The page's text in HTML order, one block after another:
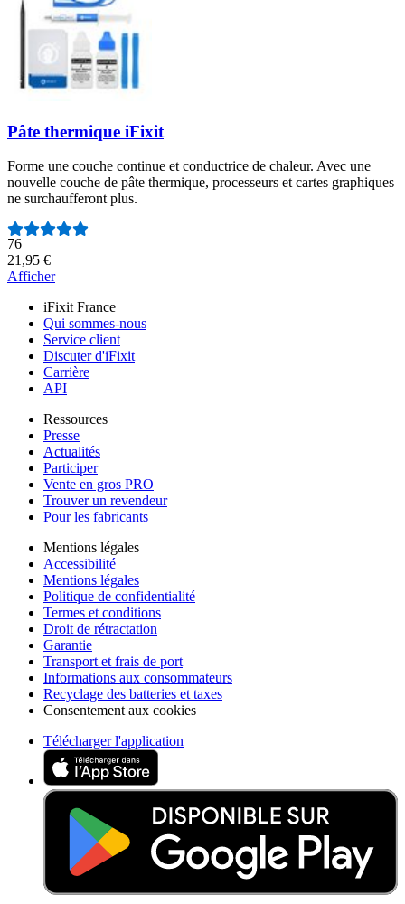
Pâte thermique iFixit
Forme une couche continue et conductrice de chaleur. Avec une
nouvelle couche de pâte thermique, processeurs et cartes graphiques
ne surchaufferont plus.
Nombre d'avis :
76
21,95 €
Afficher
iFixit France
Qui sommes-nous
Service client
Discuter d'iFixit
Carrière
API
Ressources
Presse
Actualités
Participer
Vente en gros PRO
Trouver un revendeur
Pour les fabricants
Mentions légales
Accessibilité
Mentions légales
Politique de confidentialité
Termes et conditions
Droit de rétractation
Garantie
Transport et frais de port
Informations aux consommateurs
Recyclage des batteries et taxes
Consentement aux cookies
Télécharger l'application